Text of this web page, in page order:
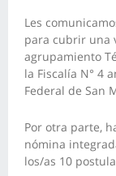
Les
para cubrir una
agrupamiento
la Fiscalía N° 4
Federal de San
Por otra parte,
nómina
los/as 10